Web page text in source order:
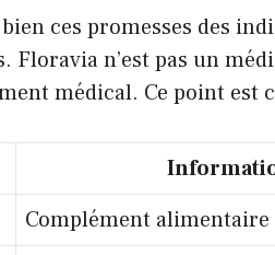
ces promesses des
n’est pas un
médical. Ce point est
Complément alimentaire